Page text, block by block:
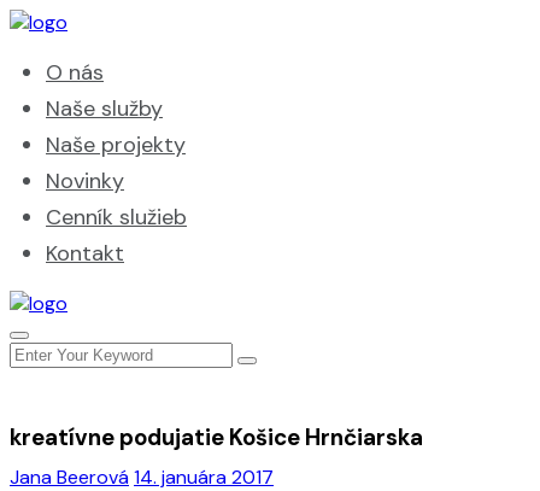
O nás
Naše služby
Naše projekty
Novinky
Cenník služieb
Kontakt
Jana Beerová14. januára 2017
kreatívne podujatie Košice Hrnčiarska